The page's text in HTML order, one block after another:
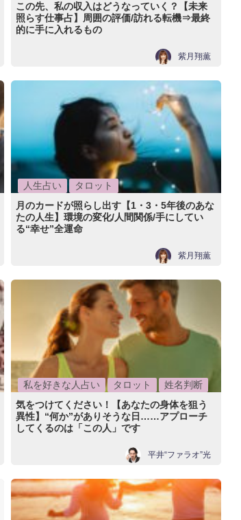
この先、私の収入はどうなっていく？【未来
照らす仕事占】周囲の評価/訪れる転機⇒最終
的に手に入れるもの
紫月翔薫
人生占い
タロット
月のカードが照らし出す【1・3・5年後のあな
たの人生】環境の変化/人間関係/手にしてい
る“幸せ”全運命
紫月翔薫
私を好きな人占い タロット
姓名判断
気をつけてください！【あなたの身体を狙う
異性】“何か”がありそうな日……アプローチ
してくるのは「この人」です
平井“ファラオ”光